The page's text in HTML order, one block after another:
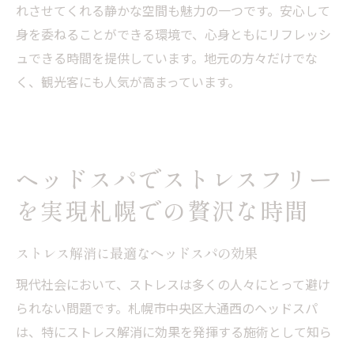
れさせてくれる静かな空間も魅力の一つです。安心して
身を委ねることができる環境で、心身ともにリフレッシ
ュできる時間を提供しています。地元の方々だけでな
く、観光客にも人気が高まっています。
ヘッドスパでストレスフリー
を実現札幌での贅沢な時間
ストレス解消に最適なヘッドスパの効果
現代社会において、ストレスは多くの人々にとって避け
られない問題です。札幌市中央区大通西のヘッドスパ
は、特にストレス解消に効果を発揮する施術として知ら